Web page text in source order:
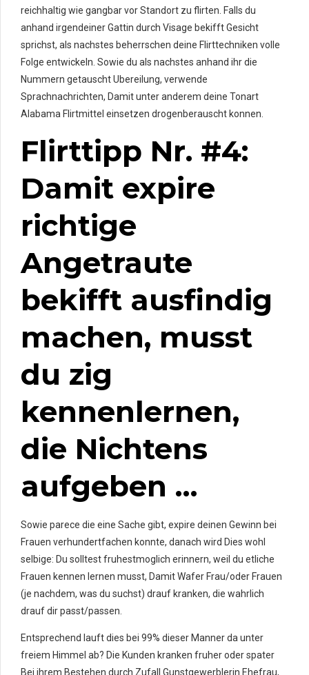
reichhaltig wie gangbar vor Standort zu flirten. Falls du
anhand irgendeiner Gattin durch Visage bekifft Gesicht
sprichst, als nachstes beherrschen deine Flirttechniken volle
Folge entwickeln. Sowie du als nachstes anhand ihr die
Nummern getauscht Ubereilung, verwende
Sprachnachrichten, Damit unter anderem deine Tonart
Alabama Flirtmittel einsetzen drogenberauscht konnen.
Flirttipp Nr. #4:
Damit expire
richtige
Angetraute
bekifft ausfindig
machen, musst
du zig
kennenlernen,
die Nichtens
aufgeben …
Sowie parece die eine Sache gibt, expire deinen Gewinn bei
Frauen verhundertfachen konnte, danach wird Dies wohl
selbige: Du solltest fruhestmoglich erinnern, weil du etliche
Frauen kennen lernen musst, Damit Wafer Frau/oder Frauen
(je nachdem, was du suchst) drauf kranken, die wahrlich
drauf dir passt/passen.
Entsprechend lauft dies bei 99% dieser Manner da unter
freiem Himmel ab? Die Kunden kranken fruher oder spater
Bei ihrem Bestehen durch Zufall Gunstgewerblerin Ehefrau,